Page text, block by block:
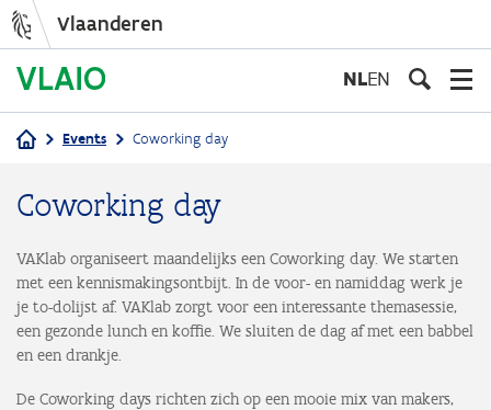
Vlaanderen
NLEN
Events Coworking day
Coworking day
VAKlab organiseert maandelijks een Coworking day. We starten
met een kennismakingsontbijt. In de voor- en namiddag werk je
je to-dolijst af. VAKlab zorgt voor een interessante themasessie,
een gezonde lunch en koffie. We sluiten de dag af met een babbel
en een drankje.
De Coworking days richten zich op een mooie mix van makers,